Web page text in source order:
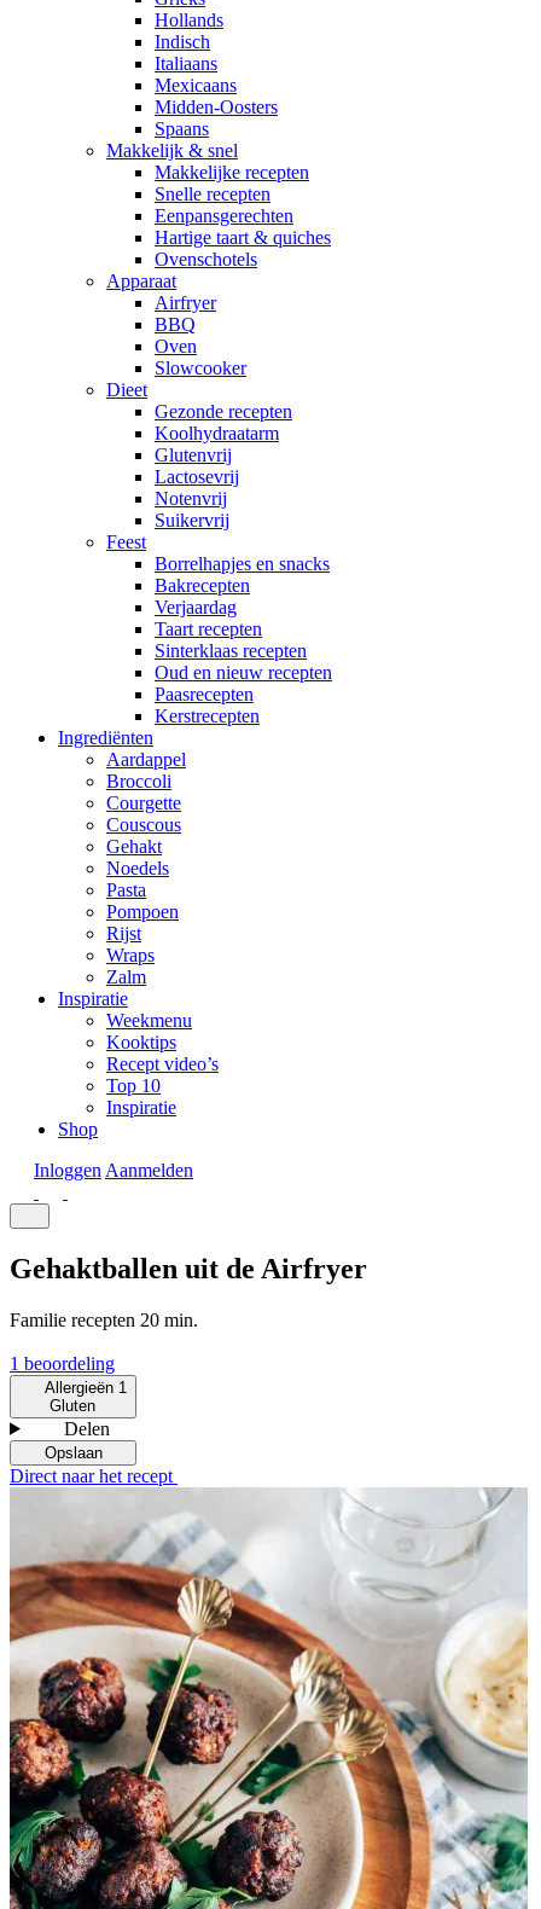
Hollands
Indisch
Italiaans
Mexicaans
Midden-Oosters
Spaans
Makkelijk & snel
Makkelijke recepten
Snelle recepten
Eenpansgerechten
Hartige taart & quiches
Ovenschotels
Apparaat
Airfryer
BBQ
Oven
Slowcooker
Dieet
Gezonde recepten
Koolhydraatarm
Glutenvrij
Lactosevrij
Notenvrij
Suikervrij
Feest
Borrelhapjes en snacks
Bakrecepten
Verjaardag
Taart recepten
Sinterklaas recepten
Oud en nieuw recepten
Paasrecepten
Kerstrecepten
Ingrediënten
Aardappel
Broccoli
Courgette
Couscous
Gehakt
Noedels
Pasta
Pompoen
Rijst
Wraps
Zalm
Inspiratie
Weekmenu
Kooktips
Recept video’s
Top 10
Inspiratie
Shop
Inloggen Aanmelden
Gehaktballen uit de Airfryer
Familie recepten 20 min.
1 beoordeling
Allergieën 1
Gluten
Delen
Opslaan
Direct naar het recept